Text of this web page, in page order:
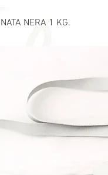
NERA 1 KG.